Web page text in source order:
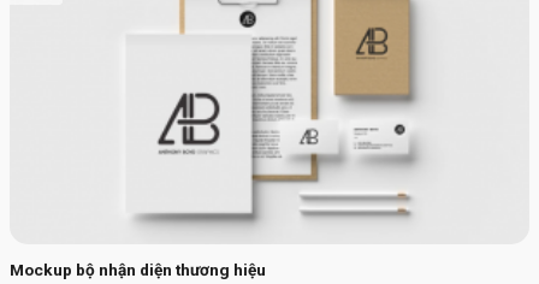
Mockup bộ nhận diện thương hiệu